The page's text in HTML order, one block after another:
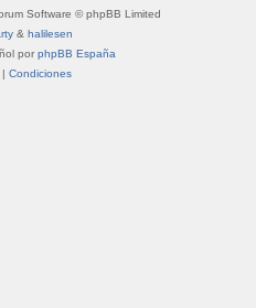
Software © phpBB Limited
& halilesen
por phpBB España
| Condiciones